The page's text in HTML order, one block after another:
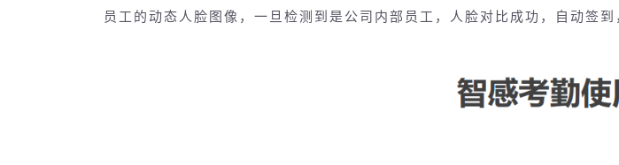
员工的动态人脸图像，一旦检测到是公司内部员工，人脸对比成功，自动签到